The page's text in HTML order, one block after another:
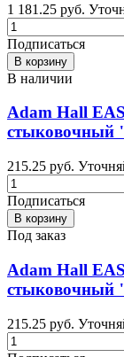
1 181.25 руб.
Подписаться
В корзину
В наличии
Adam Hall
стыковочный
215.25 руб.
Подписаться
В корзину
Под заказ
Adam Hall
стыковочный
215.25 руб.